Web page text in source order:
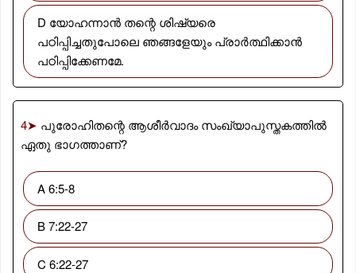
D യോഹന്നാൻ തന്റെ ശിഷ്യരെ
പഠിപ്പിച്ചതുപോലെ ഞങ്ങളേയും പ്രാർത്ഥിക്കാൻ
പഠിപ്പിക്കേണമേ.
4➤ പുരോഹിതന്റെ ആശീർവാദം സംഖ്യാപുസ്തകത്തിൽ
ഏതു ഭാഗത്താണ്?
A 6:5-8
B 7:22-27
C 6:22-27